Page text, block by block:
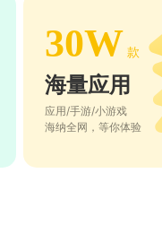
30W 款
海量应用
应用/手游/小游戏
海纳全网，等你体验